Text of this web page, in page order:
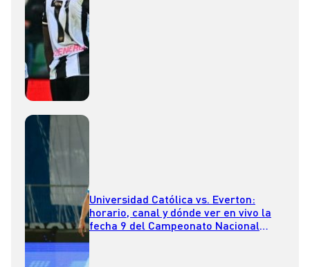
Universidad Católica vs. Everton:
horario, canal y dónde ver en vivo la
fecha 9 del Campeonato Nacional